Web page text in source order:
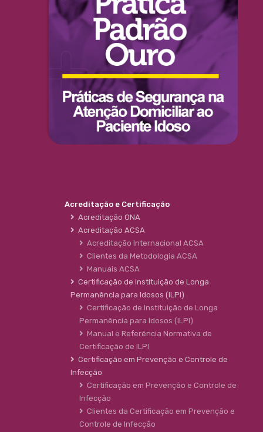
Acreditação e Certificação
Acreditação ONA
Acreditação ACSA
Acreditação Internacional ACSA
Clientes da Metodologia ACSA
Manuais ACSA
Certificação de Instituição de Longa
Permanência para Idosos (ILPI)
Certificação de Instituição de Longa
Permanência para Idosos (ILPI)
Manual e Referência Normativa de
Certificação de ILPI
Certificação em Prevenção e Controle de
Infecção
Certificação em Prevenção e Controle de
Infecção
Clientes da Certificação em Prevenção e
Controle de Infecção